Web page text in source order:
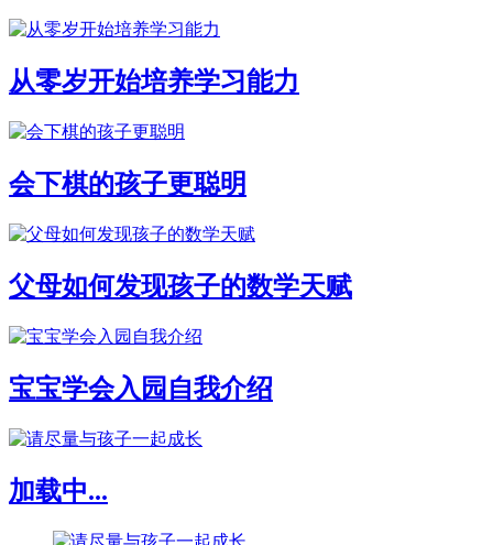
从零岁开始培养学习能力
会下棋的孩子更聪明
父母如何发现孩子的数学天赋
宝宝学会入园自我介绍
加载中...